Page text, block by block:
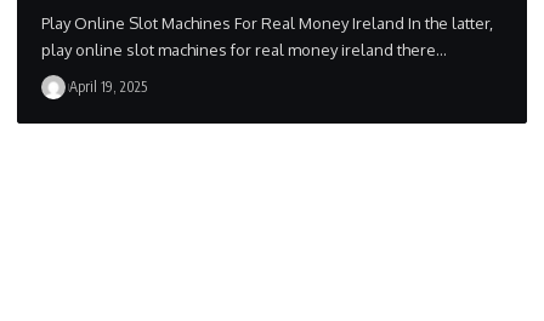
Play Online Slot Machines For Real Money Ireland In the latter,
play online slot machines for real money ireland there…
April 19, 2025